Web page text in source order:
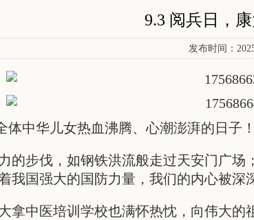
9.3 阅兵日，
发布时间：
体中华儿女热血沸腾、心潮澎湃的日子
的步伐，如钢铁洪流般走过天安门广
我国强大的国防力量，我们的内心被深
拿中医培训学校也满怀热忱，向伟大